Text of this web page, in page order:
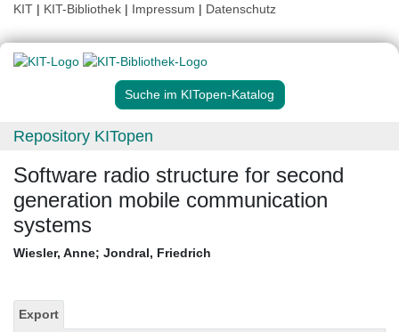
KIT | KIT-Bibliothek | Impressum | Datenschutz
Suche im KITopen-Katalog
Repository KITopen
Software radio structure for second
generation mobile communication
systems
Wiesler, Anne; Jondral, Friedrich
Export